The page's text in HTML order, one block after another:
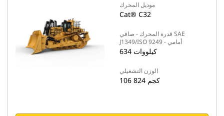
موديل المحرك
Cat® C32
قدرة المحرك - صافي SAE
J1349/ISO 9249 - أمامي
634 كيلووات
الوزن التشغيلي
106 824 كجم